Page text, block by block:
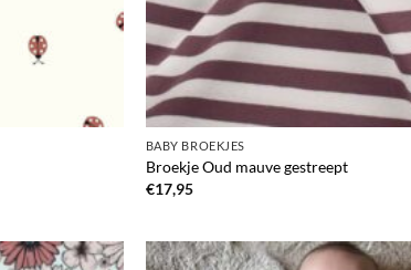
BABY BROEKJES
Broekje Oud mauve gestreept
€17,95